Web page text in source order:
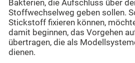
Bakterien, die Aufschluss über
Stoffwechselweg geben sollen.
Stickstoff fixieren können,
damit beginnen, das Vorgehen
übertragen, die als
dienen.